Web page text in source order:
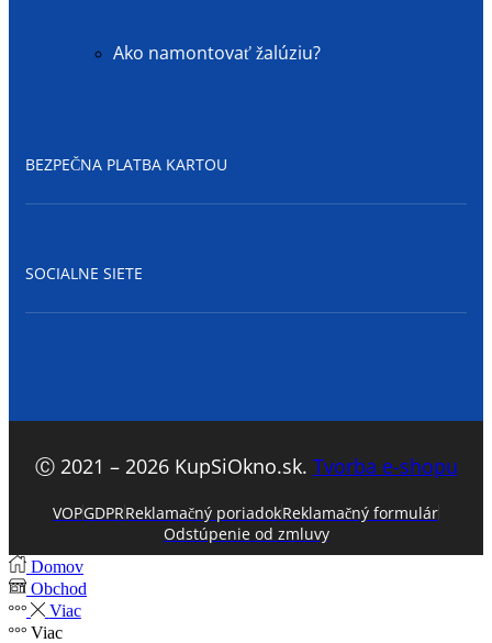
Ako namontovať žalúziu?
BEZPEČNA PLATBA KARTOU
SOCIALNE SIETE
Ⓒ 2021 – 2026 KupSiOkno.sk. Tvorba e-shopu
VOPGDPRReklamačný poriadokReklamačný formulár
Odstúpenie od zmluvy
Domov
Obchod
Viac
Viac